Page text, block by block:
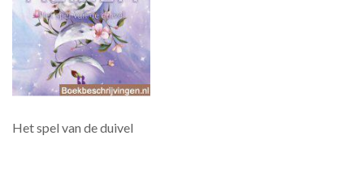
Het spel van de duivel